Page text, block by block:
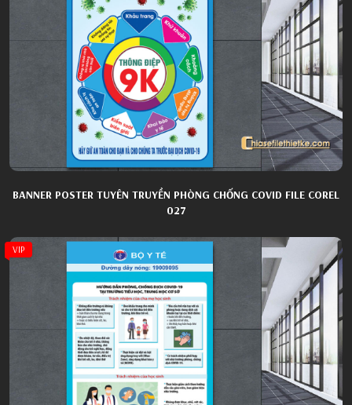
BANNER POSTER TUYÊN TRUYỀN PHÒNG CHỐNG COVID FILE COREL
027
VIP